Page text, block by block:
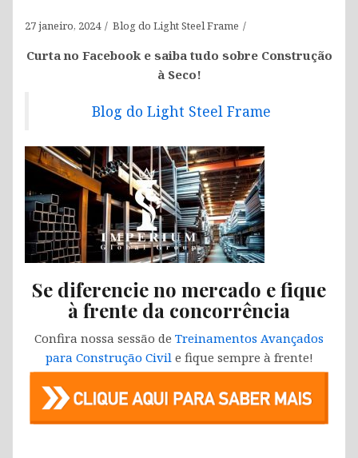
27 janeiro, 2024 Blog do Light Steel Frame
Curta no Facebook e saiba tudo sobre Construção
à Seco!
Blog do Light Steel Frame
Se diferencie no mercado e fique
à frente da concorrência
Confira nossa sessão de Treinamentos Avançados
para Construção Civile fique sempre à frente!